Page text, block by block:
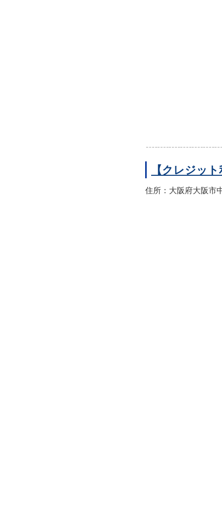
【クレジッ
住所：大阪府大阪市